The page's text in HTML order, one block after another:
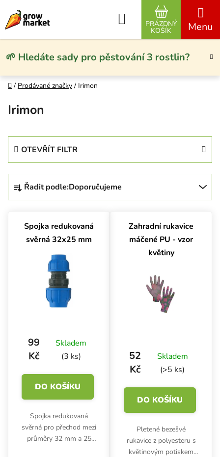
🌱 Hledáte sady pro pěstování 3 rostlin?
Hledat
NÁKUPNÍ
PRÁZDNÝ
KOŠÍK
Domů
/ Prodávané značky / Irimon
Irimon
OTEVŘÍT FILTR
Řazení produktů
Řadit podle:Doporučujeme
Spojka redukovaná
svěrná 32x25 mm
Skladem
(3 ks)
99
Kč
DO KOŠÍKU
Spojka redukovaná
svěrná pro přechod mezi
průměry 32 mm a 25
Zahradní rukavice
máčené PU - vzor
květiny
Skladem
(>5 ks)
52
Kč
DO KOŠÍKU
Pletené bezešvé
rukavice z polyesteru s
květinovým potiskem